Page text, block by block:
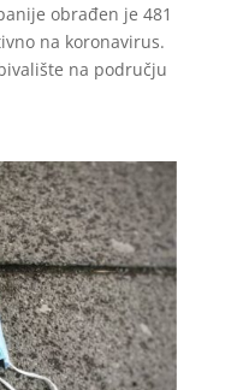
obrađen je 481
na koronavirus.
na području